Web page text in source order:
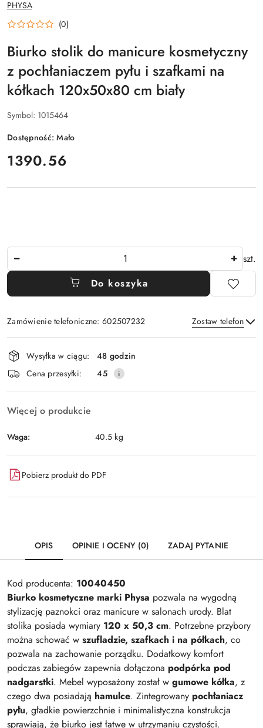
PRODUCENTA:
PHYSA
(0)
Biurko stolik do manicure kosmetyczny
z pochłaniaczem pyłu i szafkami na
kółkach 120x50x80 cm biały
Symbol: 1015464
Dostępność:Mało
cena:
1390.56
szt.
Do koszyka
Zamówienie telefoniczne: 602507232 Zostaw telefon
Wyślij
Dostępność
i
dostawa
Wysyłka w ciągu:
48 godzin
Cena przesyłki:
45
Więcej o produkcie
Waga: 40.5 kg
Pobierz produkt do PDF
OPIS OPINIE I OCENY (0) ZADAJ PYTANIE
Kod producenta: 10040450
Biurko kosmetyczne marki Physa pozwala na wygodną
stylizację paznokci oraz manicure w salonach urody. Blat
stolika posiada wymiary 120 x 50,3 cm. Potrzebne przybory
można schować w szufladzie, szafkach i na półkach, co
pozwala na zachowanie porządku. Dodatkowy komfort
podczas zabiegów zapewnia dołączona podpórka pod
nadgarstki. Mebel wyposażony został w gumowe kółka, z
czego dwa posiadają hamulce. Zintegrowany pochłaniacz
pyłu, gładkie powierzchnie i minimalistyczna konstrukcja
sprawiają, że biurko jest łatwe w utrzymaniu czystości.